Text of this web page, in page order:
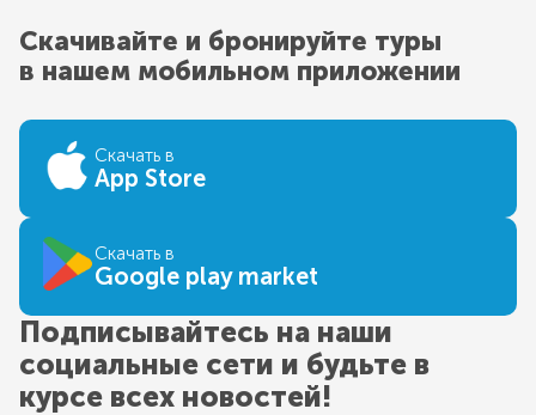
Скачивайте и бронируйте туры
в нашем мобильном приложении
Скачать в
App Store
Скачать в
Google play market
Подписывайтесь на наши
социальные сети и будьте в
курсе всех новостей!